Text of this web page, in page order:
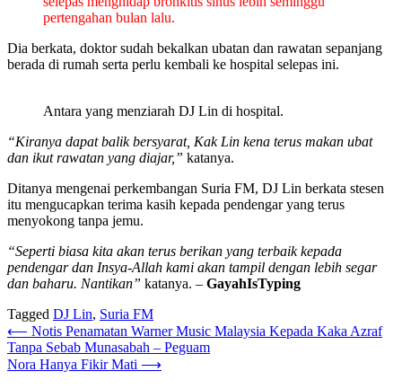
pertengahan bulan lalu.
Dia berkata, doktor sudah bekalkan ubatan dan rawatan sepanjang
berada di rumah serta perlu kembali ke hospital selepas ini.
Antara yang menziarah DJ Lin di hospital.
“Kiranya dapat balik bersyarat, Kak Lin kena terus makan ubat
dan ikut rawatan yang diajar,” katanya.
Ditanya mengenai perkembangan Suria FM, DJ Lin berkata stesen
itu mengucapkan terima kasih kepada pendengar yang terus
menyokong tanpa jemu.
“Seperti biasa kita akan terus berikan yang terbaik kepada
pendengar dan Insya-Allah kami akan tampil dengan lebih segar
dan baharu. Nantikan” katanya. – GayahIsTyping
Tagged DJ Lin, Suria FM
Post
navigation
⟵ Notis Penamatan Warner Music Malaysia Kepada Kaka Azraf
Tanpa Sebab Munasabah – Peguam
Nora Hanya Fikir Mati ⟶